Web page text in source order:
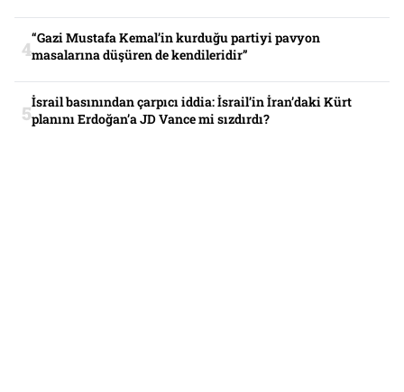
“Gazi Mustafa Kemal’in kurduğu partiyi pavyon
masalarına düşüren de kendileridir”
İsrail basınından çarpıcı iddia: İsrail’in İran’daki Kürt
planını Erdoğan’a JD Vance mi sızdırdı?